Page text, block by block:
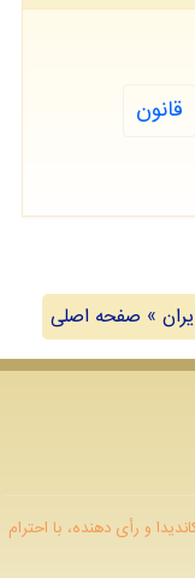
قانون
» صفحه اصلی
و رأی دهنده، با احترام